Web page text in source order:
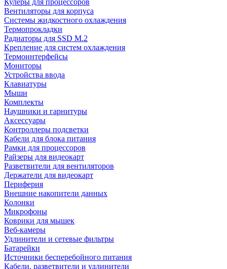
Кулеры для процессоров
Вентиляторы для корпуса
Системы жидкостного охлаждения
Термопрокладки
Радиаторы для SSD M.2
Крепление для систем охлаждения
Термоинтерфейсы
Мониторы
Устройства ввода
Клавиатуры
Мыши
Комплекты
Наушники и гарнитуры
Аксессуары
Контроллеры подсветки
Кабели для блока питания
Рамки для процессоров
Райзеры для видеокарт
Разветвители для вентиляторов
Держатели для видеокарт
Периферия
Внешние накопители данных
Колонки
Микрофоны
Коврики для мышек
Веб-камеры
Удлинители и сетевые фильтры
Батарейки
Источники бесперебойного питания
Кабели, разветвители и удлинители